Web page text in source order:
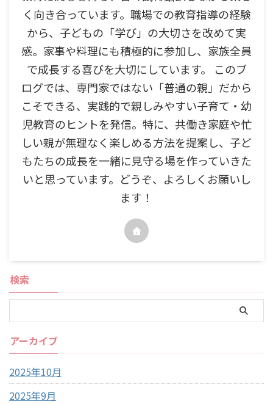
く向き合っています。職場での教育指導の経験
から、子どもの「学び」の大切さを改めて実
感。家事や料理にも積極的に参加し、家族全員
で成長する喜びを大切にしています。 このブ
ログでは、専門家ではない「普通の親」だから
こそできる、実践的で親しみやすい子育て・幼
児教育のヒントを発信。特に、共働き家庭や忙
しい親が無理なく楽しめる方法を提案し、子ど
もたちの成長を一緒に見守る場を作っていきた
いと思っています。どうぞ、よろしくお願いし
ます！
検索
アーカイブ
2025年10月
2025年9月